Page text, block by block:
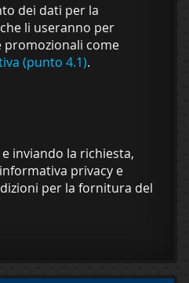
dei dati per la
li useranno per
come
(punto 4.1).
inviando la richiesta,
privacy e
per la fornitura del